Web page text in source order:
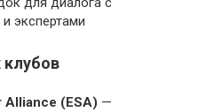
экспертами
Alliance (ESA) —